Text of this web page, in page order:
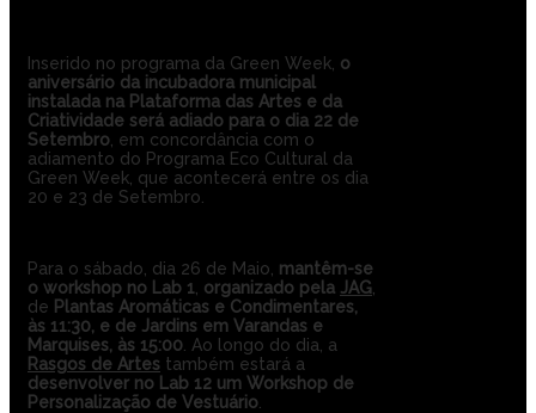
Inserido no programa da Green Week, o
aniversário da incubadora municipal
instalada na Plataforma das Artes e da
Criatividade será adiado para o dia 22 de
Setembro , em concordância com o
adiamento do Programa Eco Cultural da
Green Week, que acontecerá entre os dia
20 e 23 de Setembro.
Para o sábado, dia 26 de Maio, mantêm-se
o workshop no Lab 1 organizado pela JAG
de Plantas Aromáticas e Condimentares,
às 11:30, e de Jardins em Varandas e
Marquises, às 15:00 . Ao longo do dia, a
Rasgos de Artes também estará a
desenvolver no Lab 12 um Workshop de
Personalização de Vestuário